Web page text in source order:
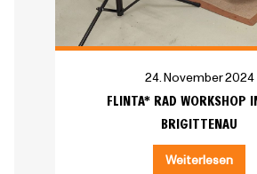
24. November 2024
FLINTA* RAD WORKSHOP
BRIGITTENAU
Weiterlesen